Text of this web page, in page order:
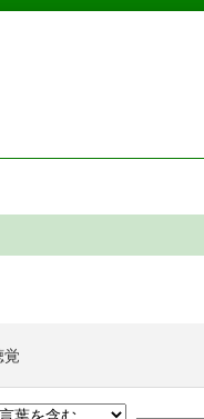
予約システム
覚